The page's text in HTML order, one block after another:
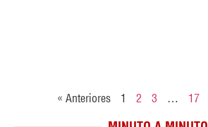
« Anteriores 1 2 3 … 17